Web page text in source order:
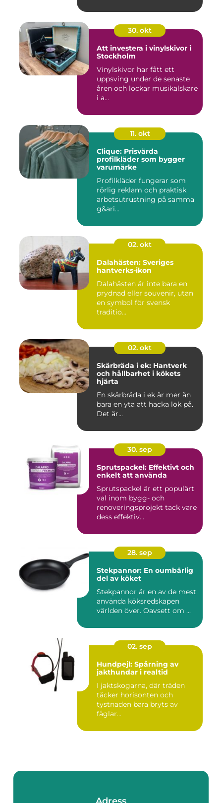
30. okt
Att investera i vinylskivor i
Stockholm
Vinylskivor har fått ett
uppsving under de senaste
åren och lockar musikälskare
i a...
11. okt
Clique: Prisvärda
profilkläder som bygger
varumärke
Profilkläder fungerar som
rörlig reklam och praktisk
arbetsutrustning på samma
g&ari...
02. okt
Dalahästen: Sveriges
hantverks-ikon
Dalahästen är inte bara en
prydnad eller souvenir, utan
en symbol för svensk
traditio...
02. okt
Skärbräda i ek: Hantverk
och hållbarhet i kökets
hjärta
En skärbräda i ek är mer än
bara en yta att hacka lök på.
Det är...
30. sep
Sprutspackel: Effektivt och
enkelt att använda
Sprutspackel är ett populärt
val inom bygg- och
renoveringsprojekt tack vare
dess effektiv...
28. sep
Stekpannor: En oumbärlig
del av köket
Stekpannor är en av de mest
använda köksredskapen
världen över. Oavsett om ...
02. sep
Hundpejl: Spårning av
jakthundar i realtid
I jaktskogarna, där träden
täcker horisonten och
tystnaden bara bryts av
fåglar...